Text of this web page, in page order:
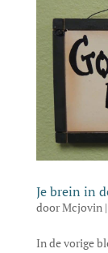
Je brein in
doorMcjovin|
In de vorige